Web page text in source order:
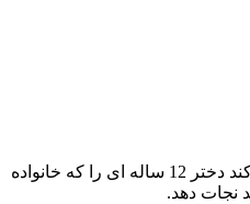
یک قاچاقچی حرفه ای تلاش می کند دختر 12 ساله ای را که خانواده